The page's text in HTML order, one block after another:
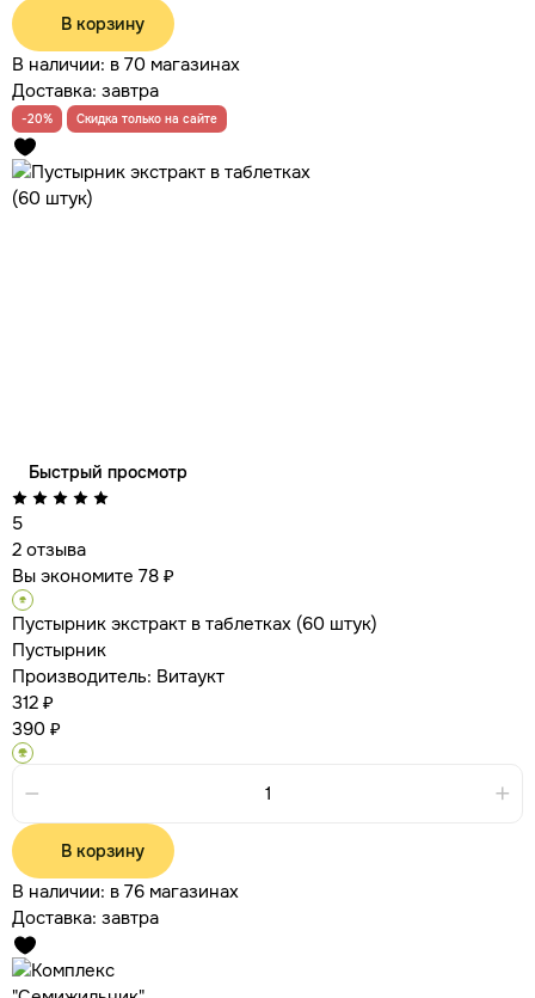
В корзину
В наличии: в 70 магазинах
Доставка: завтра
-20% Скидка только на сайте
Быстрый просмотр
5
2 отзыва
Вы экономите 78 ₽
Пустырник экстракт в таблетках (60 штук)
Пустырник
Производитель: Витаукт
312 ₽
390 ₽
В корзину
В наличии: в 76 магазинах
Доставка: завтра